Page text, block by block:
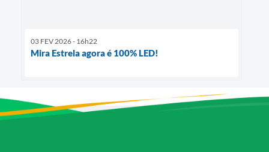
03 FEV 2026 - 16h22
Mira Estrela agora é 100% LED!